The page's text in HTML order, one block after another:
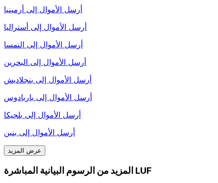
أرسل الأموال إلى أرمينيا
أرسل الأموال إلى أستراليا
أرسل الأموال إلى النمسا
أرسل الأموال إلى البحرين
أرسل الأموال إلى بنجلاديش
أرسل الأموال إلى باربادوس
أرسل الأموال إلى بلجيكا
أرسل الأموال إلى بنين
عرض المزيد
المزيد من الرسوم البيانية المباشرة LUF